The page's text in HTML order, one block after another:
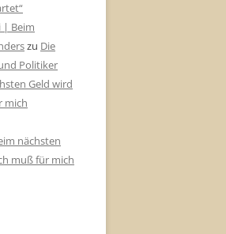
| Beim
zu Die
Politiker
Geld wird
mich
nächsten
muß für mich